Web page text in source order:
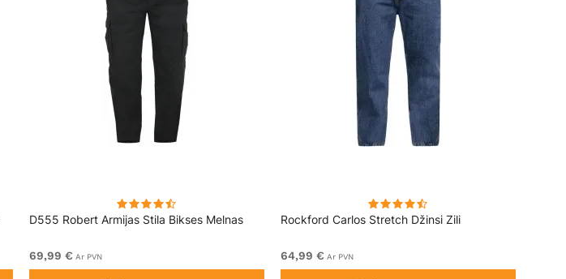
D555 Robert Armijas Stila Bikses Melnas
69,99 € Ar PVN
Rockford Carlos Stretch Džinsi Zili
64,99 € Ar PVN